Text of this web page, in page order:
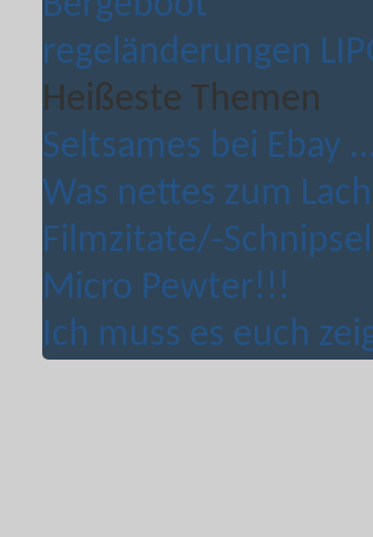
regeländerungen
Heißeste Themen
Seltsames bei Ebay
Was nettes zum
Filmzitate/-
Micro Pewter!!!
Ich muss es euch